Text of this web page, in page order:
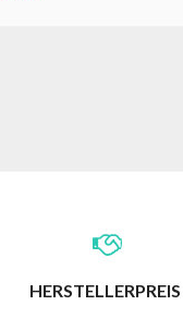
HERSTELLERPREIS